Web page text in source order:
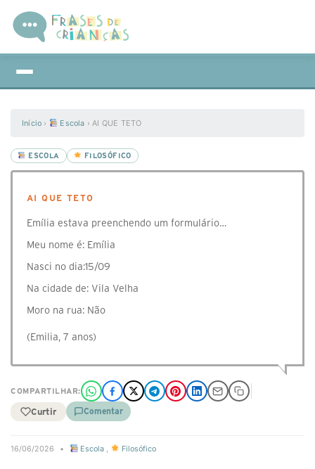
Início › Escola ›AI QUE TETO
ESCOLA FILOSÓFICO
AI QUE TETO
Emília estava preenchendo um formulário…
Meu nome é: Emília
Nasci no dia:15/09
Na cidade de: Vila Velha
Moro na rua: Não
(Emilia, 7 anos)
COMPARTILHAR:
Curtir Comentar
16/06/2026 • Escola , Filosófico